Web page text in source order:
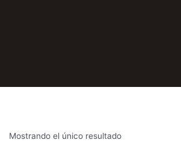
Mostrando el único resultado